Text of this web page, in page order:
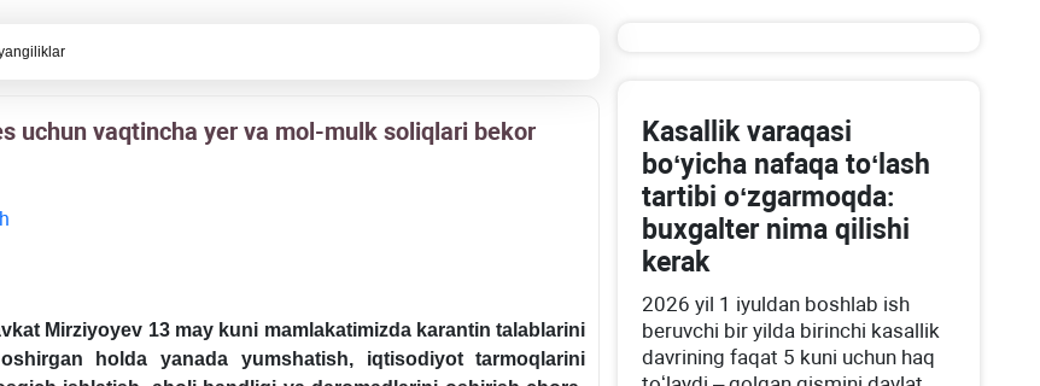
uchun vaqtincha yer va mol-mulk soliqlari bekor
Mirziyoyev 13 may kuni mamlakatimizda karantin talablarini
holda yanada yumshatish, iqtisodiyot tarmoqlarini
Kasallik varaqasi
boʻyicha nafaqa toʻlash
tartibi oʻzgarmoqda:
buхgalter nima qilishi
kerak
2026 yil 1 iyuldan boshlab ish
beruvchi bir yilda birinchi kasallik
davrining faqat 5 kuni uchun haq